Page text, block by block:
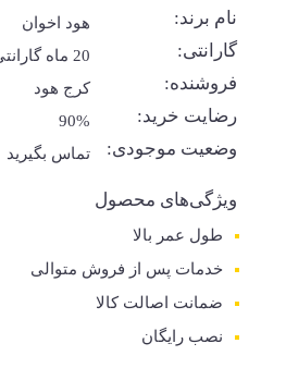
نام برند: هود اخوان
گارانتی: 20 ماه گارانتی اخوان
فروشنده: کرج هود
رضایت خرید: 90%
وضعیت موجودی: تماس بگیرید
ویژگی‌های محصول
طول عمر بالا
خدمات پس از فروش متوالی
ضمانت اصالت کالا
نصب رایگان